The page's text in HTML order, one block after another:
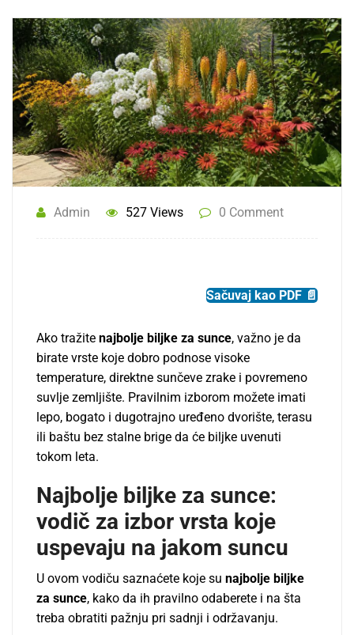
Admin 527 Views 0 Comment
Sačuvaj kao PDF 📄
Ako tražite najbolje biljke za sunce, važno je da
birate vrste koje dobro podnose visoke
temperature, direktne sunčeve zrake i povremeno
suvlje zemljište. Pravilnim izborom možete imati
lepo, bogato i dugotrajno uređeno dvorište, terasu
ili baštu bez stalne brige da će biljke uvenuti
tokom leta.
Najbolje biljke za sunce:
vodič za izbor vrsta koje
uspevaju na jakom suncu
U ovom vodiču saznaćete koje su najbolje biljke
za sunce, kako da ih pravilno odaberete i na šta
treba obratiti pažnju pri sadnji i održavanju.